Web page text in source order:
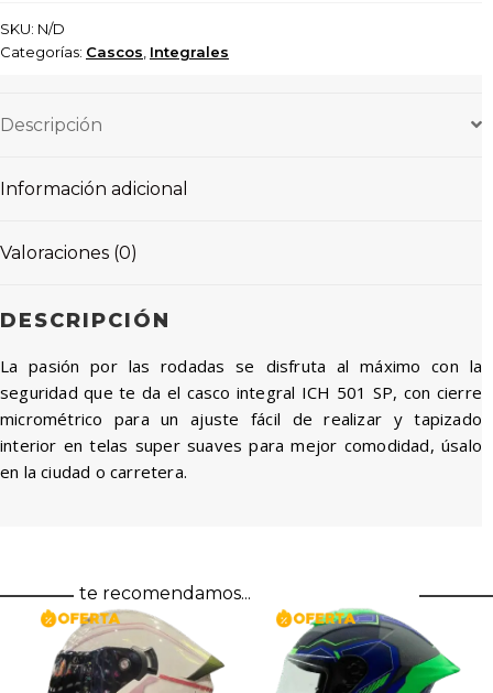
SKU: N/D
Categorías: Cascos Integrales
Descripción
Información adicional
Valoraciones (0)
DESCRIPCIÓN
La pasión por las rodadas se disfruta al máximo con la
seguridad que te da el casco integral ICH 501 SP, con cierre
micrométrico para un ajuste fácil de realizar y tapizado
interior en telas super suaves para mejor comodidad, úsalo
en la ciudad o carretera.
te recomendamos...